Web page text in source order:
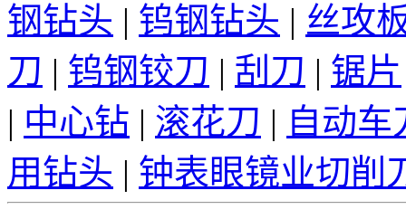
钢钻头 | 钨钢钻头 | 丝攻
刀 | 钨钢铰刀 | 刮刀 | 锯片
| 中心钻 | 滚花刀 | 自动车
用钻头 | 钟表眼镜业切削